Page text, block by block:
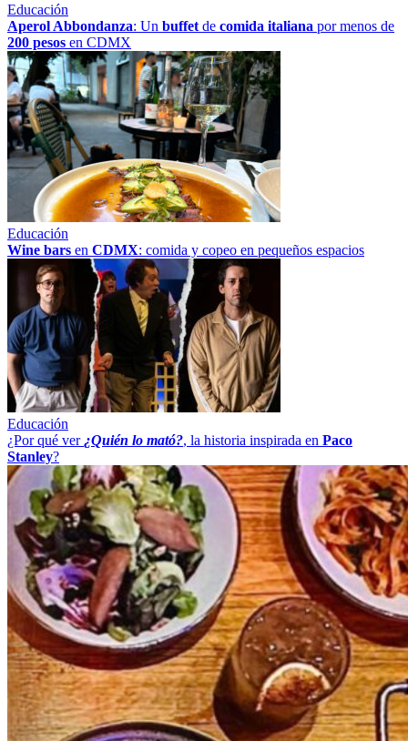
Educación
Aperol Abbondanza: Un buffet de comida italiana por menos de
200 pesos en CDMX
Educación
Wine bars en CDMX: comida y copeo en pequeños espacios
Educación
¿Por qué ver ¿Quién lo mató?, la historia inspirada en Paco
Stanley?